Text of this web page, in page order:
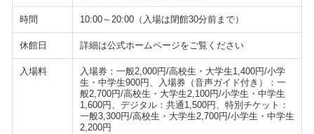
時間 10:00～20:00（入場は閉館30分前まで）
休館日 詳細は公式ホームページをご覧ください
入場料
入場券：一般2,000円/高校生・大学生1,400円/小学
生・中学生900円、入場券（音声ガイド付き）：一
般2,700円/高校生・大学生2,100円/小学生・中学生
1,600円、デジタル：共通1,500円、特別チケット：
一般3,300円/高校生・大学生2,700円/小学生・中学生
2,200円